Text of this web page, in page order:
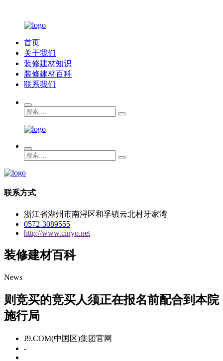
首页
关于我们
装修建材知识
装修建材百科
联系我们
联系方式
浙江省湖州市南浔区和孚镇云北村牙家湾
0572-3089555
http://www.cinyo.net
装修建材百科
News
则竞买的竞买人须正在报名前配合到本院
施行局
J9.COM(中国区)集团官网
-